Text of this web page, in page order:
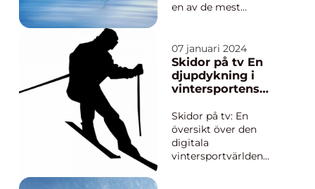
en av de mest
världen över. Det är
då de bästa lagen i
världen möts i en
intensiv kamp om att
Slutspelen i ishockey
2022 kommer att var...
07 januari 2024
Skidor på tv En
djupdykning i
vintersportens
Skidor på tv: En
översikt över den
digitala
vintersportvärlden